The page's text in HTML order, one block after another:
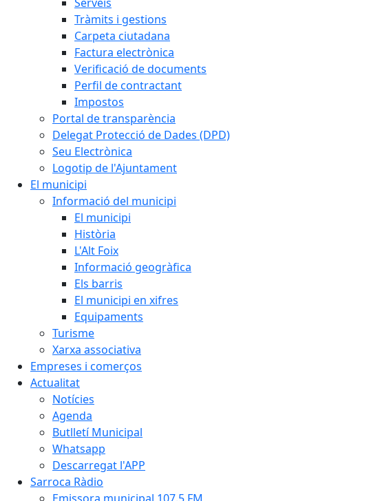
Tràmits i gestions
Carpeta ciutadana
Factura electrònica
Verificació de documents
Perfil de contractant
Impostos
Portal de transparència
Delegat Protecció de Dades (DPD)
Seu Electrònica
Logotip de l'Ajuntament
El municipi
Informació del municipi
El municipi
Història
L'Alt Foix
Informació geogràfica
Els barris
El municipi en xifres
Equipaments
Turisme
Xarxa associativa
Empreses i comerços
Actualitat
Notícies
Agenda
Butlletí Municipal
Whatsapp
Descarregat l'APP
Sarroca Ràdio